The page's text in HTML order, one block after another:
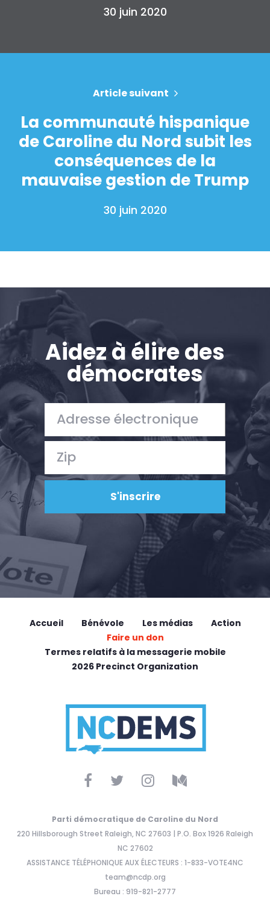
30 juin 2020
Article suivant
La communauté hispanique
de Caroline du Nord subit les
conséquences de la
mauvaise gestion de Trump
30 juin 2020
Aidez à élire des
démocrates
Accueil Bénévole Les médias
Action
Faire un don
Termes relatifs à la messagerie mobile
2026 Precinct Organization
Parti démocratique de Caroline du Nord
220 Hillsborough Street Raleigh, NC 27603 | P.O. Box 1926 Raleigh
NC 27602
ASSISTANCE TÉLÉPHONIQUE AUX ÉLECTEURS : 1-833-VOTE4NC
team@ncdp.org
Bureau : 919-821-2777